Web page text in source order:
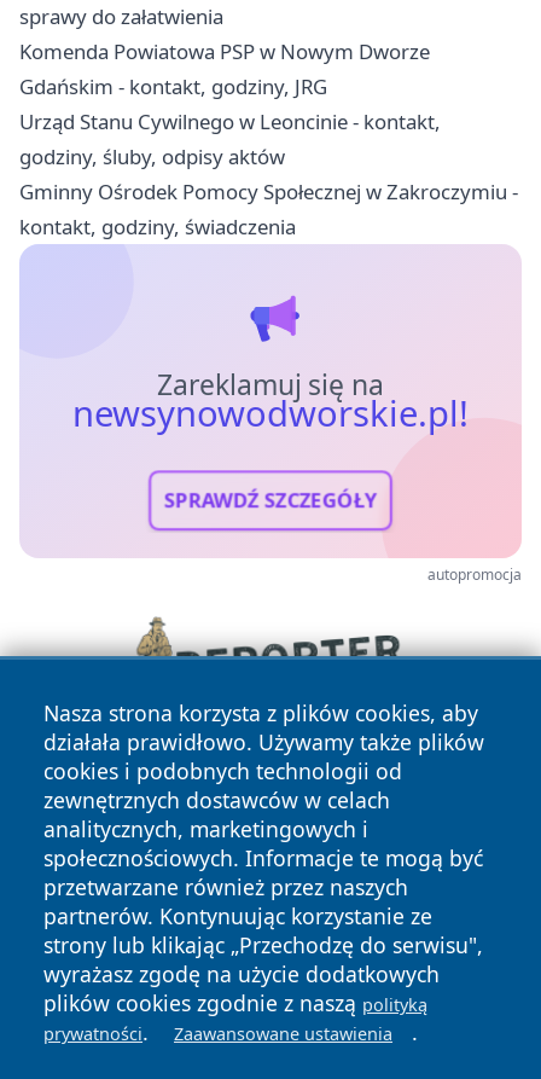
sprawy do załatwienia
Komenda Powiatowa PSP w Nowym Dworze
Gdańskim - kontakt, godziny, JRG
Urząd Stanu Cywilnego w Leoncinie - kontakt,
godziny, śluby, odpisy aktów
Gminny Ośrodek Pomocy Społecznej w Zakroczymiu -
kontakt, godziny, świadczenia
Zareklamuj się na
newsynowodworskie.pl!
SPRAWDŹ SZCZEGÓŁY
autopromocja
Nasza strona korzysta z plików cookies, aby
działała prawidłowo. Używamy także plików
cookies i podobnych technologii od
zewnętrznych dostawców w celach
analitycznych, marketingowych i
społecznościowych. Informacje te mogą być
przetwarzane również przez naszych
partnerów. Kontynuując korzystanie ze
strony lub klikając „Przechodzę do serwisu",
wyrażasz zgodę na użycie dodatkowych
plików cookies zgodnie z naszą polityką
prywatności. Zaawansowane ustawienia .
Copyright © 2026 newsynowodworskie.pl Wszystkie prawa
zastrzeżone.
News Autorzy
Polityka
Polityka